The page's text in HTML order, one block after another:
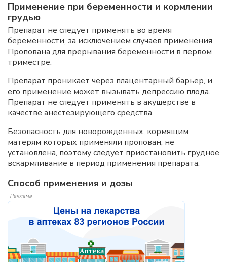
Применение при беременности и кормлении
грудью
Препарат не следует применять во время
беременности, за исключением случаев применения
Пропована для прерывания беременности в первом
триместре.
Препарат проникает через плацентарный барьер, и
его применение может вызывать депрессию плода.
Препарат не следует применять в акушерстве в
качестве анестезирующего средства.
Безопасность для новорожденных, кормящим
матерям которых применяли пропован, не
установлена, поэтому следует приостановить грудное
вскармливание в период применения препарата.
Способ применения и дозы
Реклама